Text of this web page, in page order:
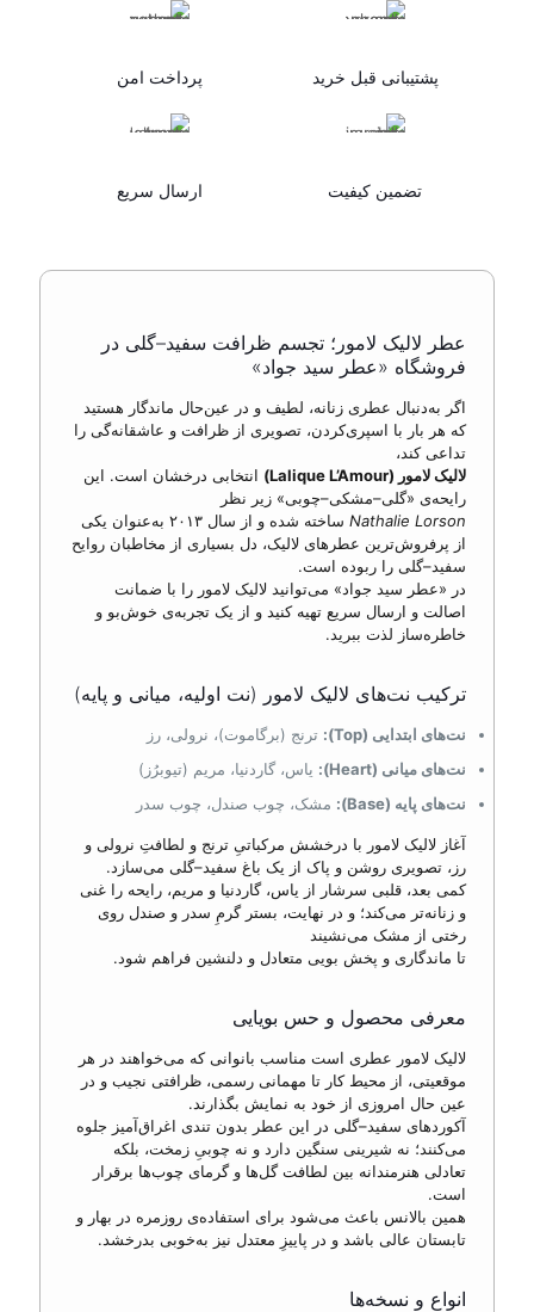
پشتیبانی قبل خرید پرداخت امن
تضمین کیفیت ارسال سریع
عطر لالیک لامور؛ تجسم ظرافت سفید–گلی در
فروشگاه «عطر سید جواد»
اگر به‌دنبال عطری زنانه، لطیف و در عین‌حال ماندگار هستید
که هر بار با اسپری‌کردن، تصویری از ظرافت و عاشقانه‌گی را
تداعی کند،
لالیک لامور (Lalique L’Amour)
انتخابی درخشان است. این
رایحه‌ی «گلی–مشکی–چوبی» زیر نظر
Nathalie Lorson
ساخته شده و از سال ۲۰۱۳ به‌عنوان یکی
از پرفروش‌ترین عطرهای لالیک، دل بسیاری از مخاطبان روایح
سفید–گلی را ربوده است.
در «عطر سید جواد» می‌توانید لالیک لامور را با ضمانت
اصالت و ارسال سریع تهیه کنید و از یک تجربه‌ی خوش‌بو و
خاطره‌ساز لذت ببرید.
ترکیب نت‌های لالیک لامور (نت اولیه، میانی و پایه)
نت‌های ابتدایی (Top):
ترنج (برگاموت)، نرولی، رز
نت‌های میانی (Heart):
یاس، گاردنیا، مریم (تیوبرُز)
نت‌های پایه (Base):
مشک، چوب صندل، چوب سدر
آغاز لالیک لامور با درخشش مرکباتیِ ترنج و لطافتِ نرولی و
رز، تصویری روشن و پاک از یک باغ سفید–گلی می‌سازد.
کمی بعد، قلبی سرشار از یاس، گاردنیا و مریم، رایحه را غنی
و زنانه‌تر می‌کند؛ و در نهایت، بستر گرمِ سدر و صندل روی
رختی از مشک می‌نشیند
تا ماندگاری و پخش بویی متعادل و دلنشین فراهم شود.
معرفی محصول و حس بویایی
لالیک لامور عطری است مناسب بانوانی که می‌خواهند در هر
موقعیتی، از محیط کار تا مهمانی رسمی، ظرافتی نجیب و در
عین حال امروزی از خود به نمایش بگذارند.
آکوردهای سفید–گلی در این عطر بدون تندی اغراق‌آمیز جلوه
می‌کنند؛ نه شیرینی سنگین دارد و نه چوبیِ زمخت، بلکه
تعادلی هنرمندانه بین لطافت گل‌ها و گرمای چوب‌ها برقرار
است.
همین بالانس باعث می‌شود برای استفاده‌ی روزمره در بهار و
تابستان عالی باشد و در پاییزِ معتدل نیز به‌خوبی بدرخشد.
انواع و نسخه‌ها